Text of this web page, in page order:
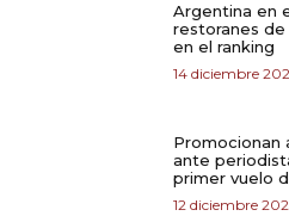
Argentina en
restoranes
en el ranking
14 diciembre
Promocionan
ante
primer vuelo
12 diciembre